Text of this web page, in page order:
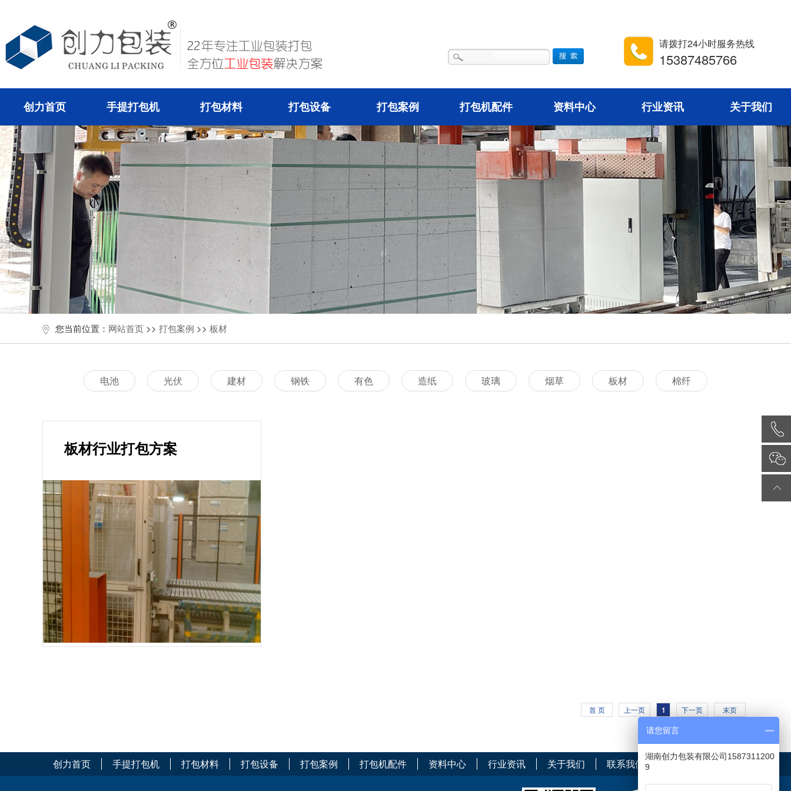
请拨打24小时服务热线
15387485766
创力首页 手提打包机 打包材料 打包设备 打包案例 打包机配件 资料中心 行业资讯 关于我们
您当前位置： 网站首页 >> 打包案例 >> 板材
电池 光伏 建材 钢铁 有色 造纸 玻璃 烟草 板材 棉纤
板材行业打包方案
首 页 上一页 1 下一页 末页
创力首页 手提打包机 打包材料 打包设备 打包案例 打包机配件 资料中心 行业资讯 关于我们 联系我们
请您留言
湖南创力包装有限公司1587311200
9